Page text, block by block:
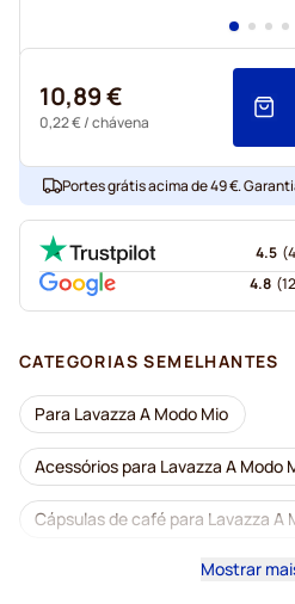
10,89 €
0,22 €/ chávena
Portes grátis acima de 49 €.
4.5 (
4.8 (
CATEGORIAS SEMELHANTES
Para Lavazza A Modo Mio
Acessórios para Lavazza A Modo
Cápsulas de café para Lavazza A
Descafeinado para Lavazza A
Mostrar